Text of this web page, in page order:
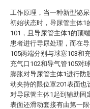
工作原理，当一种新型泌
初始状态时，导尿管主体1
101，且导尿管主体1的顶
患者进行导尿处理，而在
105两端分别与球塞103和
充气口102和导气管105对
膨胀对导尿管主体1进行防
动夹持的限位罩201表面也
对导尿管主体1起到辅助固
表面还滑动套接有由第一